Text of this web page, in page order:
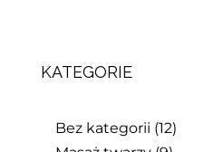
KATEGORIE
Bez kategorii (12)